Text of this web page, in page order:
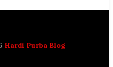
Hardi Purba Blog